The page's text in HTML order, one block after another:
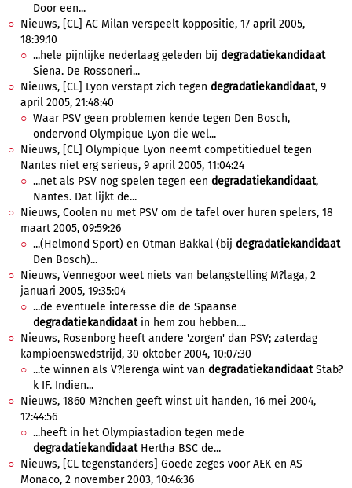
Door een...
Nieuws, [CL] AC Milan verspeelt koppositie, 17 april 2005,
18:39:10
...hele pijnlijke nederlaag geleden bij degradatiekandidaat
Siena. De Rossoneri...
Nieuws, [CL] Lyon verstapt zich tegen degradatiekandidaat, 9
april 2005, 21:48:40
Waar PSV geen problemen kende tegen Den Bosch,
ondervond Olympique Lyon die wel...
Nieuws, [CL] Olympique Lyon neemt competitieduel tegen
Nantes niet erg serieus, 9 april 2005, 11:04:24
...net als PSV nog spelen tegen een degradatiekandidaat,
Nantes. Dat lijkt de...
Nieuws, Coolen nu met PSV om de tafel over huren spelers, 18
maart 2005, 09:59:26
...(Helmond Sport) en Otman Bakkal (bij degradatiekandidaat
Den Bosch)...
Nieuws, Vennegoor weet niets van belangstelling M?laga, 2
januari 2005, 19:35:04
...de eventuele interesse die de Spaanse
degradatiekandidaatin hem zou hebben....
Nieuws, Rosenborg heeft andere 'zorgen' dan PSV; zaterdag
kampioenswedstrijd, 30 oktober 2004, 10:07:30
...te winnen als V?lerenga wint van degradatiekandidaatStab?
k IF. Indien...
Nieuws, 1860 M?nchen geeft winst uit handen, 16 mei 2004,
12:44:56
...heeft in het Olympiastadion tegen mede
degradatiekandidaatHertha BSC de...
Nieuws, [CL tegenstanders] Goede zeges voor AEK en AS
Monaco, 2 november 2003, 10:46:36